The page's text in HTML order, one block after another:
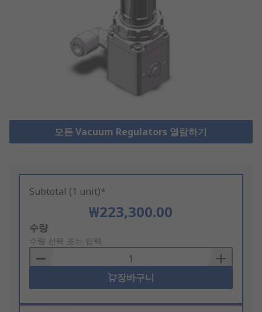
모든 Vacuum Regulators 열람하기
Subtotal (1 unit)*
₩223,300.00
Add
to
Basket
수량
수량 선택 또는 입력
장바구니